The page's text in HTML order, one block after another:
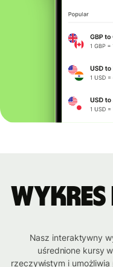
Wykres
Nasz interaktywny
uśrednione kursy
rzeczywistym i